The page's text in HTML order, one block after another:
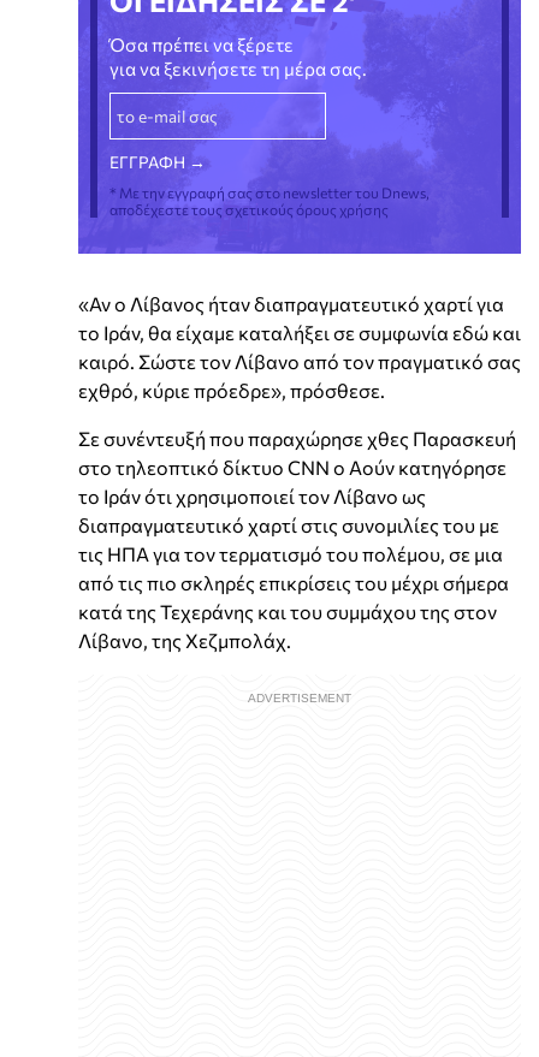
Όσα πρέπει να ξέρετε
για να ξεκινήσετε τη μέρα σας.
* Με την εγγραφή σας στο newsletter του Dnews,
αποδέχεστε τους σχετικούς όρους χρήσης
«Αν ο Λίβανος ήταν διαπραγματευτικό χαρτί για
το Ιράν, θα είχαμε καταλήξει σε συμφωνία εδώ και
καιρό. Σώστε τον Λίβανο από τον πραγματικό σας
εχθρό, κύριε πρόεδρε», πρόσθεσε.
Σε συνέντευξή που παραχώρησε χθες Παρασκευή
στο τηλεοπτικό δίκτυο CNN ο Αούν κατηγόρησε
το Ιράν ότι χρησιμοποιεί τον Λίβανο ως
διαπραγματευτικό χαρτί στις συνομιλίες του με
τις ΗΠΑ για τον τερματισμό του πολέμου, σε μια
από τις πιο σκληρές επικρίσεις του μέχρι σήμερα
κατά της Τεχεράνης και του συμμάχου της στον
Λίβανο, της Χεζμπολάχ.